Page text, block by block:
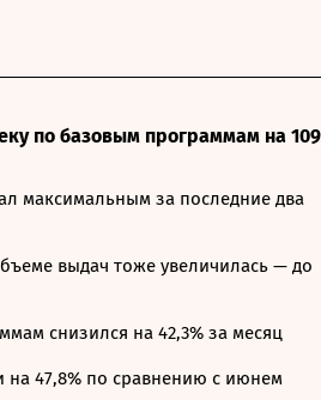
по базовым программам на
максимальным за последние два
выдач тоже увеличилась — до
снизился на 42,3% за месяц
на 47,8% по сравнению с июнем